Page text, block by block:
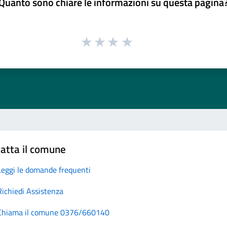
il comune
le domande frequenti
Assistenza
il comune 0376/660140